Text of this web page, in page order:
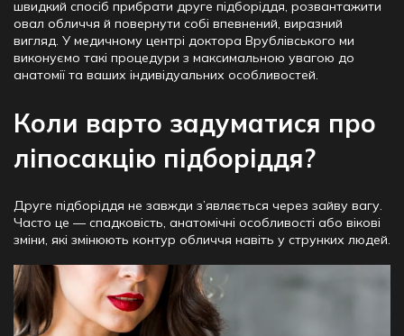
швидкий спосіб прибрати друге підборіддя, розвантажити
овал обличчя й повернути собі впевнений, виразний
вигляд. У медичному центрі доктора Врублівського ми
виконуємо такі процедури з максимальною увагою до
анатомії та ваших індивідуальних особливостей.
Коли варто задуматися про
ліпосакцію підборіддя?
Друге підборіддя не завжди з’являється через зайву вагу.
Часто це — спадковість, анатомічні особливості або вікові
зміни, які змінюють контур обличчя навіть у струнких людей.